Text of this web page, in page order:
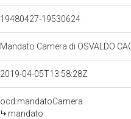
19480427-19530624
Mandato Camera di OSVALDO
2019-04-05T13:58:28Z
ocd:mandatoCamera
mandato